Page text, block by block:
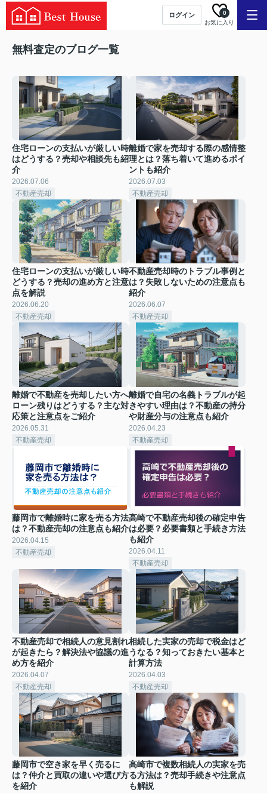
ログイン
お気に入り
0
無料査定のブログ一覧
住宅ローンの支払いが厳しい時
はどうする？売却や相談先も紹
介
2026.07.06
不動産売却
離婚で家を売却する際の感情整
理とは？落ち着いて進めるポイ
ントも紹介
2026.07.03
不動産売却
住宅ローンの支払いが厳しい時
どうする？売却の進め方と注意
点を解説
2026.06.20
不動産売却
不動産売却時のトラブル事例と
は？失敗しないための注意点も
紹介
2026.06.07
不動産売却
離婚で不動産を売却したい方へ
ローン残りはどうする？主な対
応策と注意点をご紹介
2026.05.31
不動産売却
離婚で自宅の名義トラブルが起
きやすい理由は？不動産の持分
や財産分与の注意点も紹介
2026.04.23
不動産売却
藤岡市で離婚時に家を売る方法
は？不動産売却の注意点も紹介
2026.04.15
不動産売却
高崎で不動産売却後の確定申告
は必要？必要書類と手続き方法
も紹介
2026.04.11
不動産売却
不動産売却で相続人の意見割れ
が起きたら？解決法や協議の進
め方を紹介
2026.04.07
不動産売却
相続した実家の売却で税金はど
うなる？知っておきたい基本と
計算方法
2026.04.03
不動産売却
藤岡市で空き家を早く売るに
は？仲介と買取の違いや選び方
を紹介
高崎市で複数相続人の実家を売
る方法は？売却手続きや注意点
も解説